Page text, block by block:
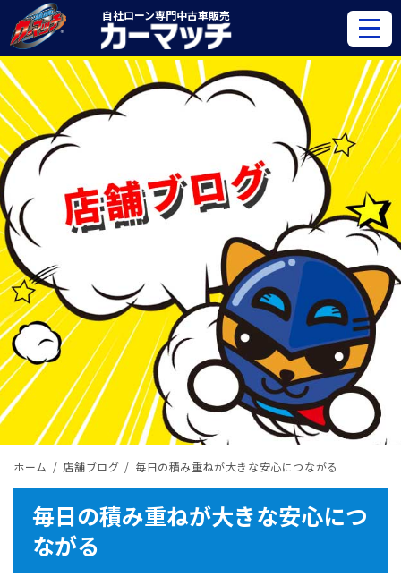
自社ローン専門中古車販売
ホーム 店舗ブログ 毎日の積み重ねが大きな安心につながる
毎日の積み重ねが大きな安心につ
ながる